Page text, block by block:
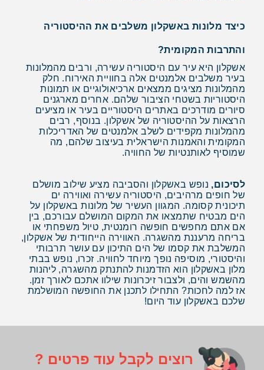
כיצד מלונות באשקלון משלבים את ההיסטוריה
והתרבות המקומית?
אשקלון היא עיר עם היסטוריה עשירה, ורבים מהמלונות
בעיר משלבים אלמנטים אלה בחוויית האירוח. חלק
מהמלונות מציגים ממצאים ארכיאולוגיים או תמונות
היסטוריות בשטחי הציבור שלהם. אחרים מארגנים
סיורים מודרכים באתרים היסטוריים בעיר או מציעים
הרצאות על ההיסטוריה של אשקלון. בנוסף, רבים
מהמלונות מקפידים לשלב אלמנטים של האדריכלות
המקומית והאמנות הישראלית בעיצוב שלהם, מה
שמוסיף לאותנטיות של החוויה.
לסיכום, נופש באשקלון והסביבה מציע שילוב מושלם
של חופים מרהיבים, היסטוריה עשירה ואווירה ים
תיכונית קסומה. המגוון העשיר של מלונות באשקלון על
הים מבטיח שתמצאו את המקום המושלם עבורכם, בין
אם אתם מחפשים חופשה רומנטית, טיול משפחתי או
בריחה מרעננת מהשגרה. האווירה הייחודית של אשקלון,
המשלבת את קסמו של הים התיכון עם עושר תרבותי
והיסטורי, מוסיפה נופך מיוחד לחוויה. זכרו, נופש בבתי
מלון באשקלון הוא הזדמנות להתנתק מהשגרה, ליהנות
מהשמש והים, ולצבור זיכרונות שילוו אתכם לאורך זמן.
אז למה לחכות? התחילו לתכנן את החופשה המושלמת
שלכם באשקלון עוד היום!
רוצים לקבל עוד פרטים ?